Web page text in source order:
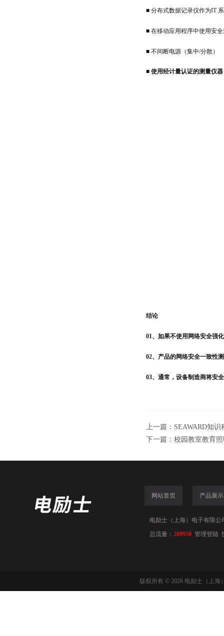
■ 分布式数据记录仪作为IT
■ 在移动应用程序中使用安
■ 不间断电源（集中/分散）
■ 使用经计量认证的测量仪器
结论
01、如果不使用网络安全强
02、产品的网络安全一致性
03、通常，设备制造商将安
上一篇： SEAWARD知
下一篇： 校园教室教育
网站首页 产品展示
电励士（上海）电子有限公
总流量： 269950 管理登陆
版权所有 © 2026 电励士（上